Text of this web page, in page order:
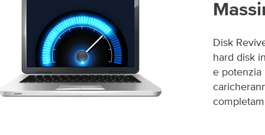
Disk
hard disk
e potenzia